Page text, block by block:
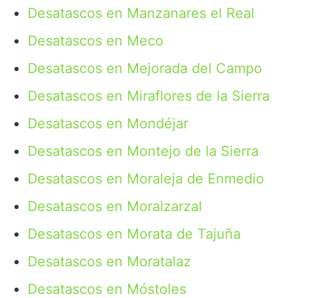
Desatascos en Manzanares el Real
Desatascos en Meco
Desatascos en Mejorada del Campo
Desatascos en Miraflores de la Sierra
Desatascos en Mondéjar
Desatascos en Montejo de la Sierra
Desatascos en Moraleja de Enmedio
Desatascos en Moralzarzal
Desatascos en Morata de Tajuña
Desatascos en Moratalaz
Desatascos en Móstoles